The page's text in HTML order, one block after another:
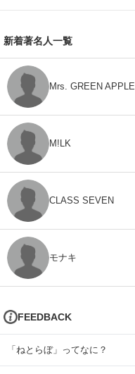
新着著名人一覧
Mrs. GREEN APPLE
M!LK
CLASS SEVEN
モナキ
FEEDBACK
「ねとらぼ」ってなに？